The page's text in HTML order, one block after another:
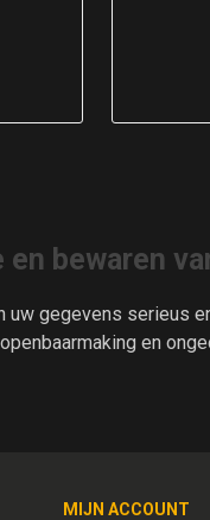
bewaren
uw gegevens serieus
en
MIJN ACCOUNT